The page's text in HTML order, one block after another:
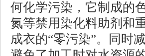
何化学污染，它制成的
氮等禁用染化料助剂和
成衣的“零污染”。同时